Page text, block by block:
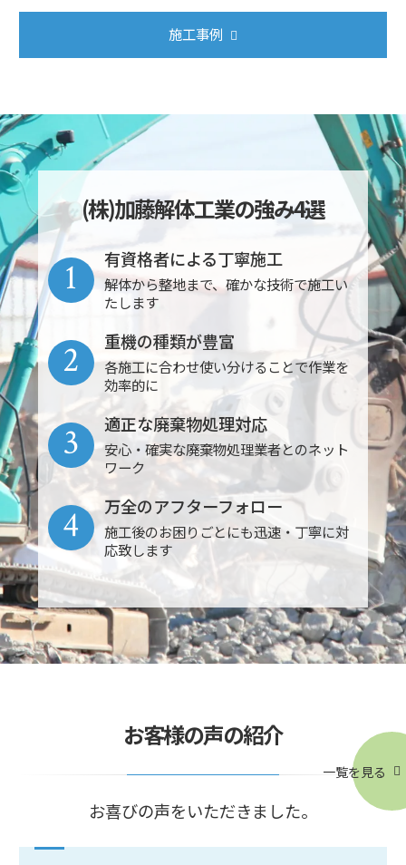
施工事例
(株)加藤解体工業の強み4選
有資格者による丁寧施工
解体から整地まで、確かな技術で施工い
たします
1
重機の種類が豊富
各施工に合わせ使い分けることで作業を
効率的に
2
適正な廃棄物処理対応
安心・確実な廃棄物処理業者とのネット
ワーク
3
万全のアフターフォロー
施工後のお困りごとにも迅速・丁寧に対
応致します
4
お客様の声の紹介
お喜びの声をいただきました。
一覧を見る